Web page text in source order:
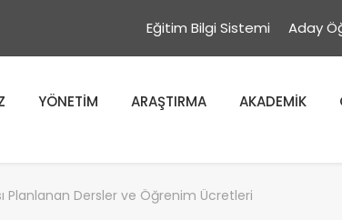
Eğitim Bilgi Sistemi Aday
YÖNETİM ARAŞTIRMA AKADEMİK
Planlanan Dersler ve Öğrenim Ücretleri